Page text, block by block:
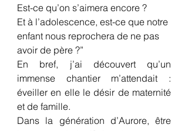
Est-ce qu’on s’aimera encore ?
Et à l’adolescence, est-ce que notre
enfant nous reprochera de ne pas
avoir de père ?”
En bref, j’ai découvert qu’un
immense chantier m’attendait :
éveiller en elle le désir de maternité
et de famille.
Dans la génération d’Aurore, être